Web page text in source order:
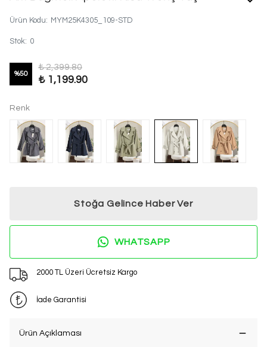
Ürün Kodu: MYM25K4305_109-STD
Stok: 0
%50
₺ 2,399.80
₺ 1,199.90
Renk
Stoğa Gelince Haber Ver
WHATSAPP
2000 TL Üzeri Ücretsiz Kargo
İade Garantisi
Ürün Açıklaması